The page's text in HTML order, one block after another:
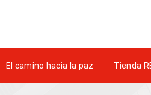
El camino hacia la paz Tienda